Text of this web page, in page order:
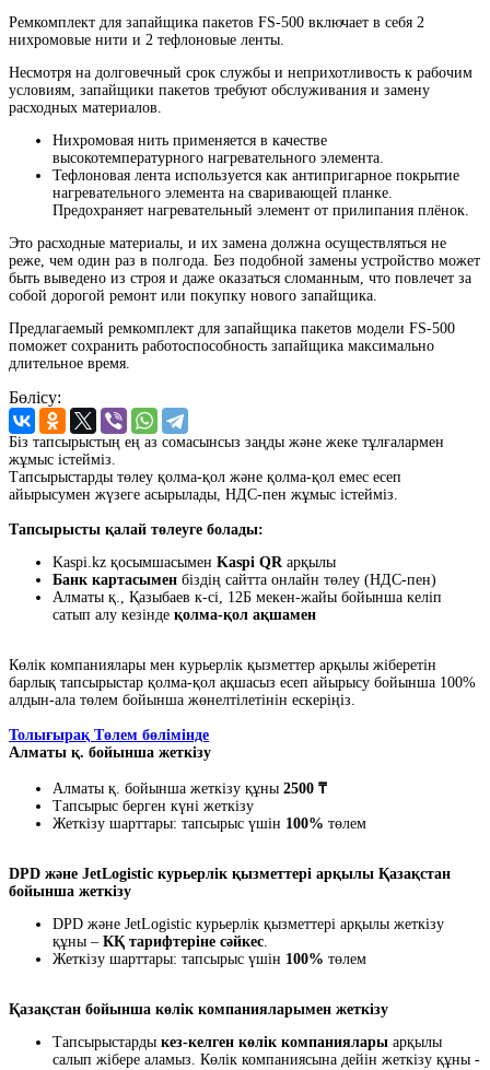
Ремкомплект для запайщика пакетов FS-500 включает в себя 2
нихромовые нити и 2 тефлоновые ленты.
Несмотря на долговечный срок службы и неприхотливость к рабочим
условиям, запайщики пакетов требуют обслуживания и замену
расходных материалов.
Нихромовая нить применяется в качестве
высокотемпературного нагревательного элемента.
Тефлоновая лента используется как антипригарное покрытие
нагревательного элемента на сваривающей планке.
Предохраняет нагревательный элемент от прилипания плёнок.
Это расходные материалы, и их замена должна осуществляться не
реже, чем один раз в полгода. Без подобной замены устройство может
быть выведено из строя и даже оказаться сломанным, что повлечет за
собой дорогой ремонт или покупку нового запайщика.
Предлагаемый ремкомплект для запайщика пакетов модели FS-500
поможет сохранить работоспособность запайщика максимально
длительное время.
Бөлісу:
Біз тапсырыстың ең аз сомасынсыз заңды және жеке тұлғалармен
жұмыс істейміз.
Тапсырыстарды төлеу қолма-қол және қолма-қол емес есеп
айырысумен жүзеге асырылады, НДС-пен жұмыс істейміз.
Тапсырысты қалай төлеуге болады:
Kaspi.kz қосымшасымен Kaspi QRарқылы
Банк картасымен біздің сайтта онлайн төлеу (НДС-пен)
Алматы қ., Қазыбаев к-сі, 12Б мекен-жайы бойынша келіп
сатып алу кезінде қолма-қол ақшамен
Көлік компаниялары мен курьерлік қызметтер арқылы жіберетін
барлық тапсырыстар қолма-қол ақшасыз есеп айырысу бойынша 100%
алдын-ала төлем бойынша жөнелтілетінін ескеріңіз.
Толығырақ Төлем бөлімінде
Алматы қ. бойынша жеткізу
Алматы қ. бойынша жеткізу құны 2500 ₸
Тапсырыс берген күні жеткізу
Жеткізу шарттары: тапсырыс үшін 100% төлем
DPD және JetLogistic курьерлік қызметтері арқылы Қазақстан
бойынша жеткізу
DPD және JetLogistic курьерлік қызметтері арқылы жеткізу
құны – КҚ тарифтеріне сәйкес.
Жеткізу шарттары: тапсырыс үшін 100% төлем
Қазақстан бойынша көлік компанияларымен жеткізу
Тапсырыстарды кез-келген көлік компаниялары арқылы
салып жібере аламыз. Көлік компаниясына дейін жеткізу құны -